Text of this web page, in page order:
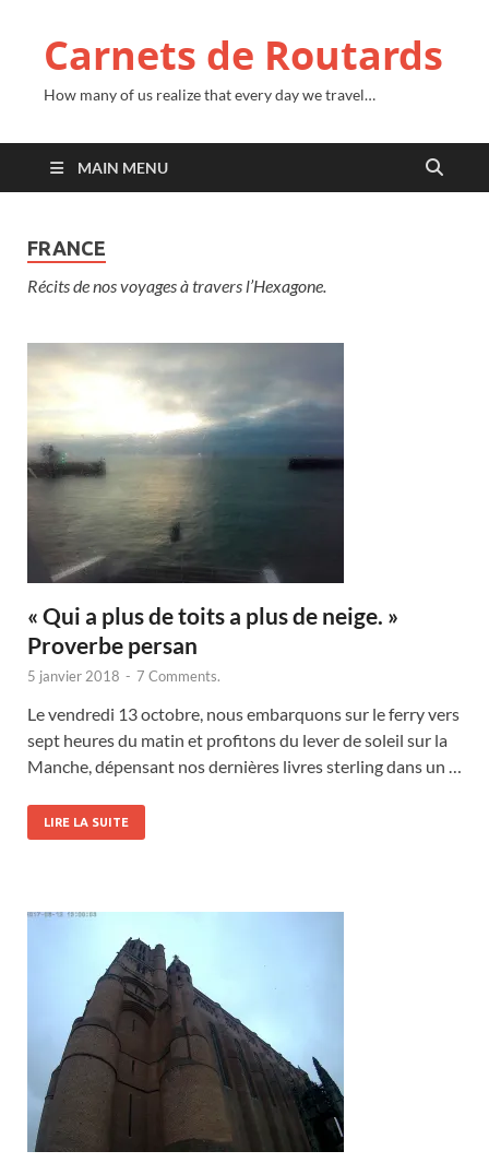
Carnets de Routards
How many of us realize that every day we travel…
MAIN MENU
FRANCE
Récits de nos voyages à travers l’Hexagone.
« Qui a plus de toits a plus de neige. »
Proverbe persan
5 janvier 2018 - 7 Comments.
Le vendredi 13 octobre, nous embarquons sur le ferry vers
sept heures du matin et profitons du lever de soleil sur la
Manche, dépensant nos dernières livres sterling dans un …
LIRE LA SUITE